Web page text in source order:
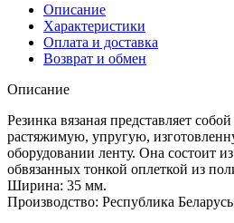
Описание
Характеристики
Оплата и доставка
Возврат и обмен
Описание
Резинка вязаная представляет
растяжимую, упругую,
оборудовании ленту. Она состоит
обвязанных тонкой оплеткой из
Ширина: 35 мм.
Производство: Республика